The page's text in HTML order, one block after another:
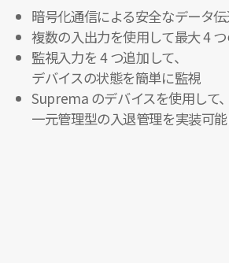
暗号化通信による安全なデータ
複数の入出力を使用して最大 4
監視入力を 4 つ追加して、
デバイスの状態を簡単に監視
Suprema のデバイスを使用して、
一元管理型の入退管理を実装可